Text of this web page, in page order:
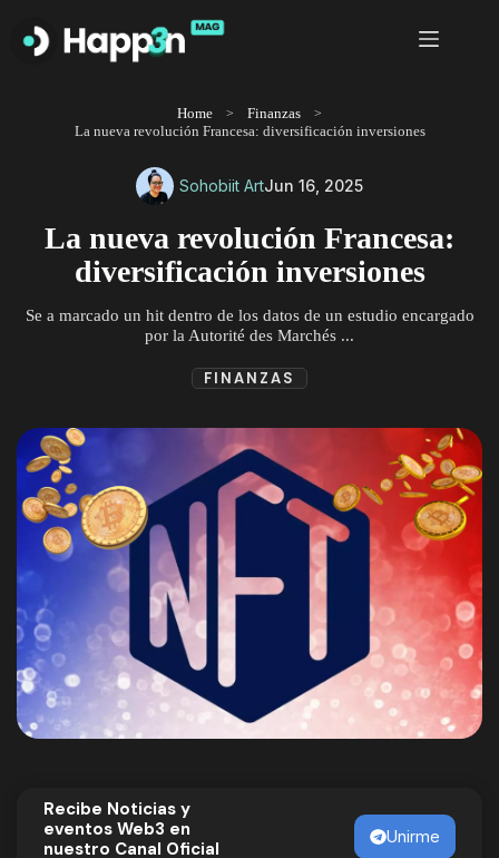
contenido
Home
Finanzas
La nueva revolución Francesa: diversificación inversiones
Sohobiit ArtJun 16, 2025
La nueva revolución Francesa:
diversificación inversiones
Se a marcado un hit dentro de los datos de un estudio encargado
por la Autorité des Marchés ...
FINANZAS
Recibe Noticias y
eventos Web3 en
nuestro Canal Oficial
Unirme